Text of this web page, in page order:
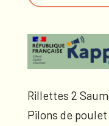
Rillettes 2
Pilons de